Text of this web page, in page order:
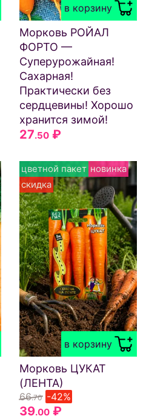
в корзину
Морковь РОЙАЛ
ФОРТО —
Суперурожайная!
Сахарная!
Практически без
сердцевины! Хорошо
хранится зимой!
27.50 ₽
в корзину
цветной пакет новинка
скидка
Морковь ЦУКАТ
(ЛЕНТА)
66.70 -42%
39.00 ₽